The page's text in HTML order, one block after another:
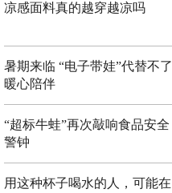
凉感面料真的越穿越凉吗
暑期来临 “电子带娃”代替不了
暖心陪伴
“超标牛蛙”再次敲响食品安全
警钟
用这种杯子喝水的人，可能在